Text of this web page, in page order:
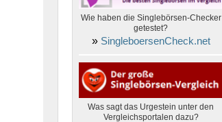
Wie haben die Singlebörsen-Checker
getestet?
» SingleboersenCheck.net
Was sagt das Urgestein unter den
Vergleichsportalen dazu?